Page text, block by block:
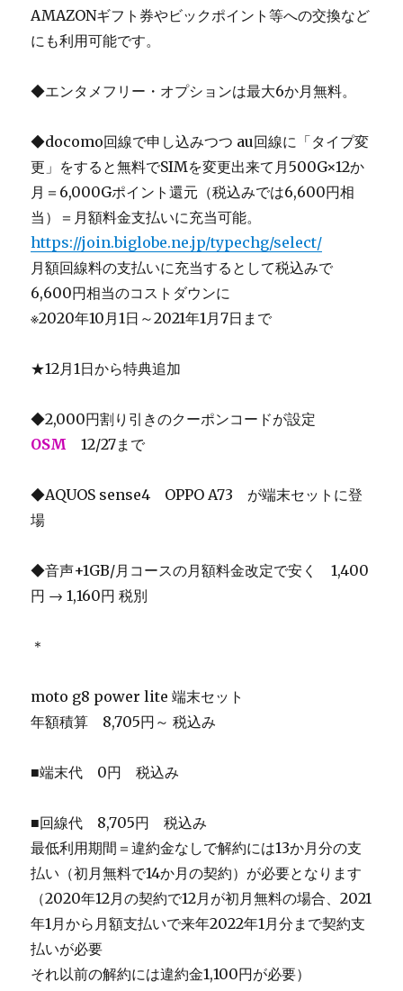
AMAZONギフト券やビックポイント等への交換など
にも利用可能です。
◆エンタメフリー・オプションは最大6か月無料。
◆docomo回線で申し込みつつ au回線に「タイプ変
更」をすると無料でSIMを変更出来て月500G×12か
月＝6,000Gポイント還元（税込みでは6,600円相
当）＝月額料金支払いに充当可能。
https://join.biglobe.ne.jp/typechg/select/
月額回線料の支払いに充当するとして税込みで
6,600円相当のコストダウンに
※2020年10月1日～2021年1月7日まで
★12月1日から特典追加
◆2,000円割り引きのクーポンコードが設定
OSM 12/27まで
◆AQUOS sense4 OPPO A73 が端末セットに登
場
◆音声+1GB/月コースの月額料金改定で安く 1,400
円 → 1,160円 税別
＊
moto g8 power lite 端末セット
年額積算 8,705円～ 税込み
■端末代 0円 税込み
■回線代 8,705円 税込み
最低利用期間＝違約金なしで解約には13か月分の支
払い（初月無料で14か月の契約）が必要となります
（2020年12月の契約で12月が初月無料の場合、2021
年1月から月額支払いで来年2022年1月分まで契約支
払いが必要
それ以前の解約には違約金1,100円が必要）